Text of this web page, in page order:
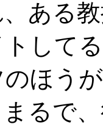
ある
して
ほう
るで